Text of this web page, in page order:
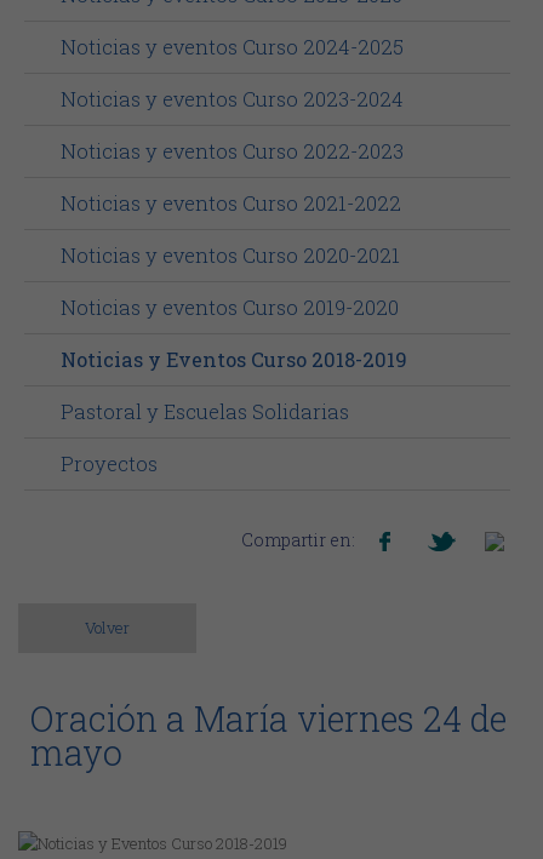
Oración a María viernes 24 de
mayo
Noticias y eventos Curso 2024-2025
Noticias y eventos Curso 2023-2024
Noticias y eventos Curso 2022-2023
Noticias y eventos Curso 2021-2022
Noticias y eventos Curso 2020-2021
Noticias y eventos Curso 2019-2020
Noticias y Eventos Curso 2018-2019
Pastoral y Escuelas Solidarias
Proyectos
Compartir en:
Volver